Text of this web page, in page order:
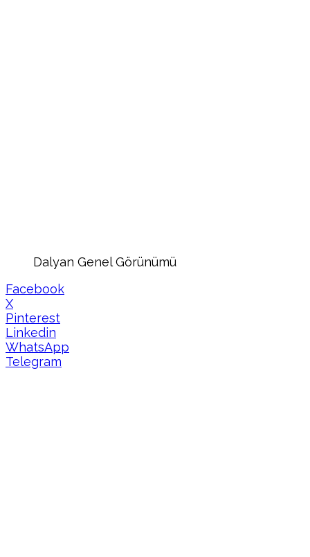
Dalyan Genel Görünümü
Facebook
X
Pinterest
Linkedin
WhatsApp
Telegram